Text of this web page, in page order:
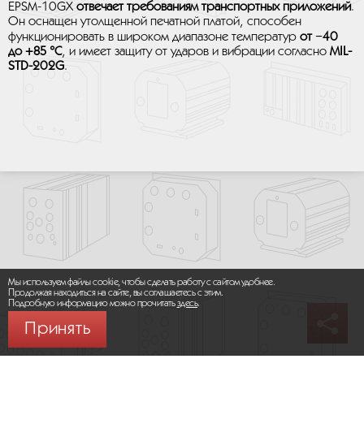
EPSM-10GX отвечает требованиям транспортных приложений.
Он оснащен утолщенной печатной платой, способен
функционировать в широком диапазоне температур от −40
до +85 °С, и имеет защиту от ударов и вибрации согласно MIL-
STD-202G.
Мы используем файлы cookie, чтобы сделать работу с сайтом удобнее.
Продолжая находиться на сайте, вы соглашаетесь с этим.
Подробную информацию можно прочитатьздесь.
Принять